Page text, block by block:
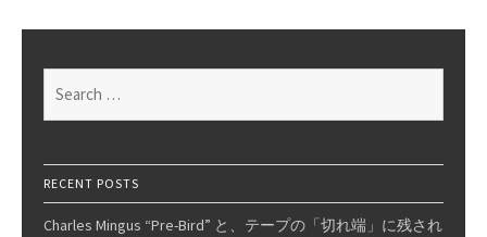
for:
RECENT POSTS
Charles Mingus “Pre-Bird” と、テープの「切れ端」に残され